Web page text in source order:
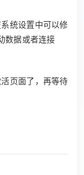
统设置中可以修
数据或者连接
页面了，再等待